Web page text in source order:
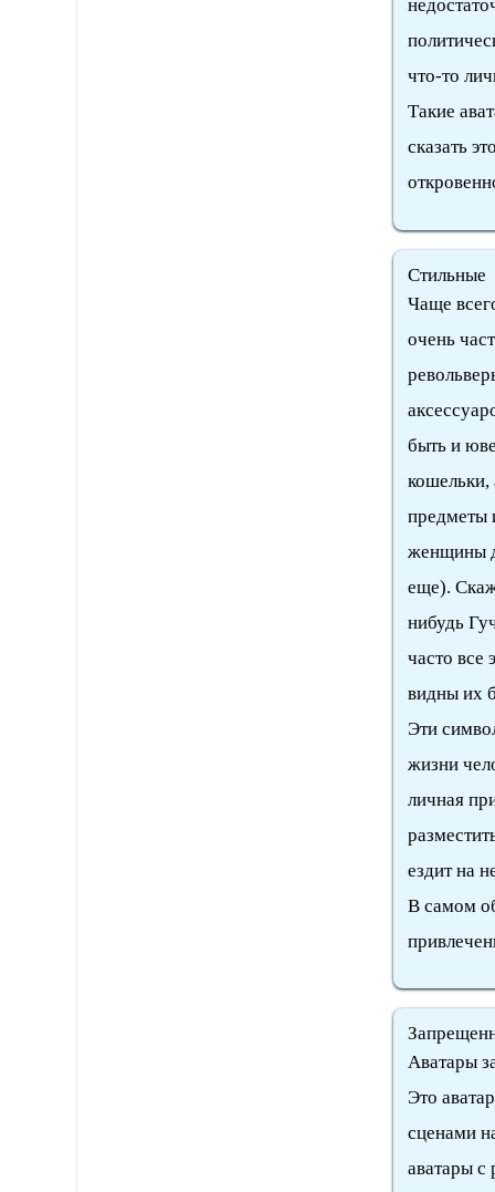
что-то
Такие
сказать
Стильные
Чаще
очень
быть и
кошельки,
предметы
женщины
еще).
нибудь
часто все
видны их
Эти
жизни
личная
ездит на
В самом
Аватары
Это
сценами
аватары с